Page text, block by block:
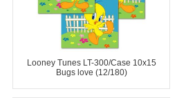
Looney Tunes LT-300/Case 10x15
Bugs love (12/180)